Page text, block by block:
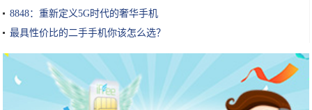
8848：重新定义5G时代的奢华手机
最具性价比的二手手机你该怎么选？